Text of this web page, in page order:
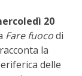
ercoledì 20
Fare fuocodi
la
delle